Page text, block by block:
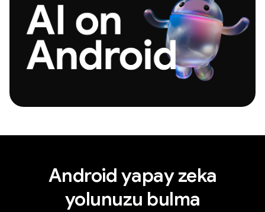
Android yapay zeka
yolunuzu bulma